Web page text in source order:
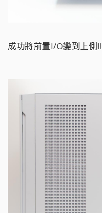
成功將前置I/O變到上側!!